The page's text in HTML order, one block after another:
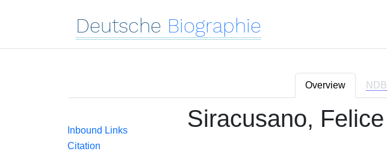
Deutsche Biographie
Overview NDB
Inbound Links
Citation
Siracusano, Felice